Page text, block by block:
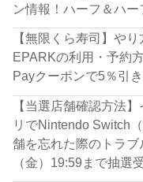
ン情報！ハーフ＆ハー
【無限くら寿司】や
EPARKの利用・予約
Payクーポンで5％引き
【当選店舗確認方法
リでNintendo Switch
舗を忘れた際のトラ
（金）19:59まで抽選